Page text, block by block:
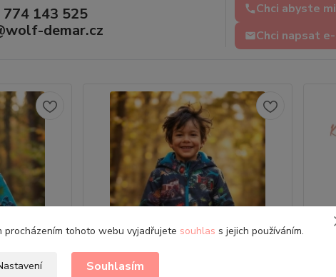
774 143 525
demar.cz
Chci abyste
Chci napsat
procházením tohoto webu vyjadřujete souhlas s jejich používáním.
Souhlasím